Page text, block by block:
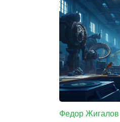
интерес к
ближе и
советы и
начать путь
Федор Жигалов